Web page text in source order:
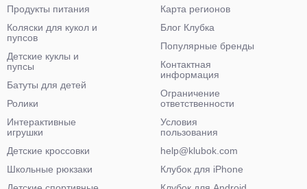
Продукты питания
Коляски для кукол и
пупсов
Детские куклы и
пупсы
Батуты для детей
Ролики
Интерактивные
игрушки
Детские кроссовки
Школьные рюкзаки
Карта регионов
Блог Клубка
Популярные бренды
Контактная
информация
Ограничение
ответственности
Условия
пользования
help@klubok.com
Клубок для iPhone